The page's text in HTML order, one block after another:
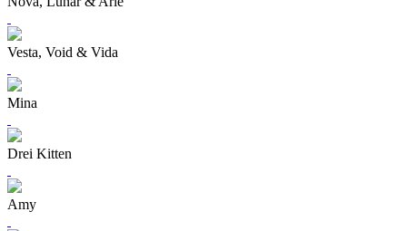
Vesta, Void & Vida
Mina
Drei Kitten
Amy